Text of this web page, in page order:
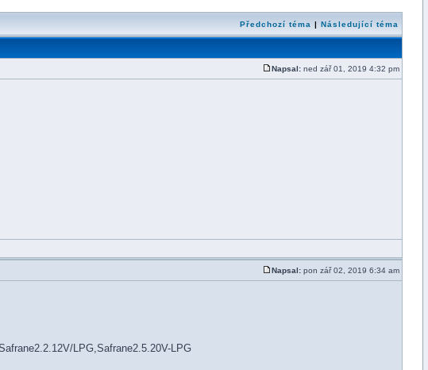
Předchozí téma | Následující téma
Napsal: ned zář 01, 2019 4:32 pm
Napsal: pon zář 02, 2019 6:34 am
LPG,Safrane2.5.20V-LPG